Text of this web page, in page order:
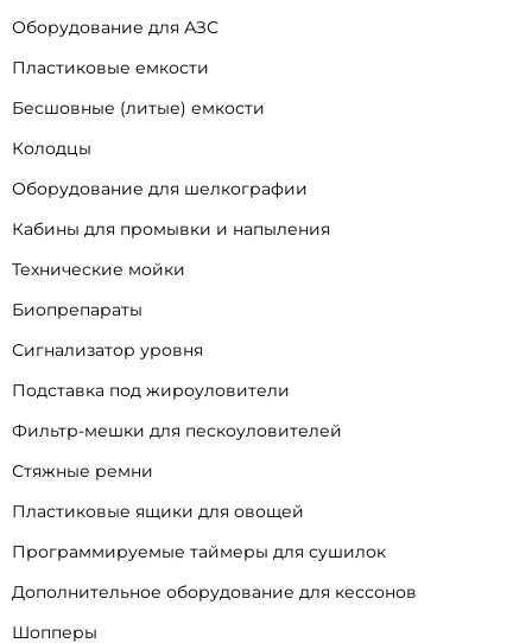
Оборудование для АЗС
Пластиковые емкости
Бесшовные (литые) емкости
Колодцы
Оборудование для шелкографии
Кабины для промывки и напыления
Технические мойки
Биопрепараты
Сигнализатор уровня
Подставка под жироуловители
Фильтр-мешки для пескоуловителей
Стяжные ремни
Пластиковые ящики для овощей
Программируемые таймеры для сушилок
Дополнительное оборудование для кессонов
Шопперы